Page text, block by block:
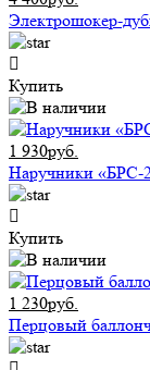
Электрошокер-
Купить
1 930руб.
Наручники «БРС-
Купить
1 230руб.
Перцовый